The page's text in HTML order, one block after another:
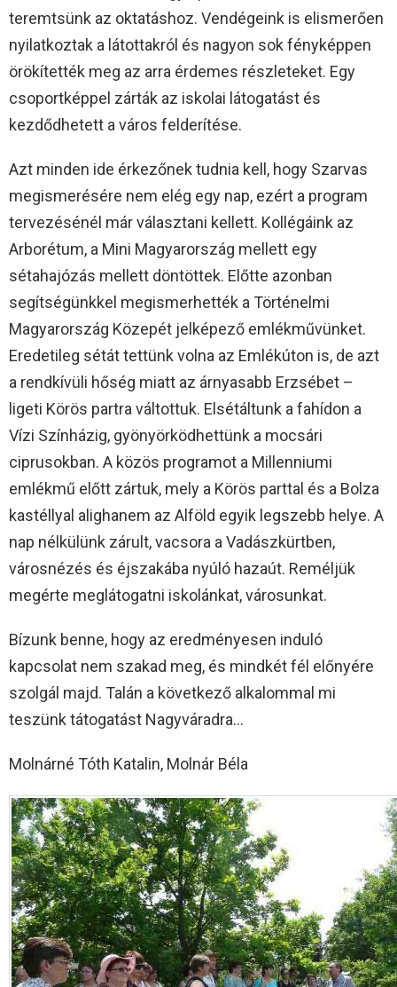
teremtsünk az oktatáshoz. Vendégeink is elismerően
nyilatkoztak a látottakról és nagyon sok fényképpen
örökítették meg az arra érdemes részleteket. Egy
csoportképpel zárták az iskolai látogatást és
kezdődhetett a város felderítése.
Azt minden ide érkezőnek tudnia kell, hogy Szarvas
megismerésére nem elég egy nap, ezért a program
tervezésénél már választani kellett. Kollégáink az
Arborétum, a Mini Magyarország mellett egy
sétahajózás mellett döntöttek. Előtte azonban
segítségünkkel megismerhették a Történelmi
Magyarország Közepét jelképező emlékművünket.
Eredetileg sétát tettünk volna az Emlékúton is, de azt
a rendkívüli hőség miatt az árnyasabb Erzsébet –
ligeti Körös partra váltottuk. Elsétáltunk a fahídon a
Vízi Színházig, gyönyörködhettünk a mocsári
ciprusokban. A közös programot a Millenniumi
emlékmű előtt zártuk, mely a Körös parttal és a Bolza
kastéllyal alighanem az Alföld egyik legszebb helye. A
nap nélkülünk zárult, vacsora a Vadászkürtben,
városnézés és éjszakába nyúló hazaút. Reméljük
megérte meglátogatni iskolánkat, városunkat.
Bízunk benne, hogy az eredményesen induló
kapcsolat nem szakad meg, és mindkét fél előnyére
szolgál majd. Talán a következő alkalommal mi
teszünk tátogatást Nagyváradra…
Molnárné Tóth Katalin, Molnár Béla